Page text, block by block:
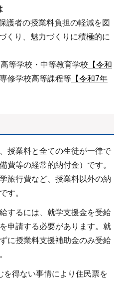
護者の授業料負担の軽減を図
くり、魅力づくりに積極的に
等学校・中等教育学校 【令和
修学校高等課程等 【令和7年
授業料と全ての生徒が一律で
費等の経常的納付金）です。
旅⾏費など、授業料以外の納
す。
するには、就学支援金を受給
申請する必要があります。就
に授業料支援補助金のみ受給
を得ない事情により住民票を